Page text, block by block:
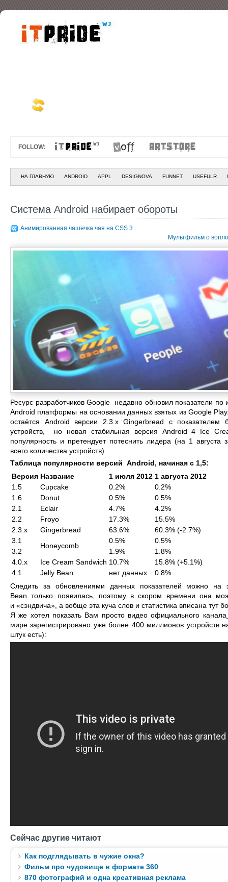
FOLLOW:
НА ГЛАВНУЮ ANDROID APPL DESIGNOVA FUNNET USEFULR
Система Android набирает обороты
Анимированная чашечка чая на CSS 3
Мультфильм о
Ресурс разработчиков Google недавно обновил показатели
Android платформы на основании данных взятых из Google
остаётся Android версии 2.3.x Gingerbread с показателем
устройств, но новая стабильная версия Android 4 Ice
популярность и претендует потеснить лидера (на 1 августа
всего количества устройств).
Таблица популярности версий Android, начиная с 1,5:
Версия Название 1 июля 2012 1 августа 2012
1.5
Cupcake 0.2%
0.2%
1.6
Donut 0.5%
0.5%
2.1
Eclair 4.7%
4.2%
2.2
Froyo 17.3%
15.5%
2.3.x
Gingerbread 63.6%
60.3% (-2.7%)
3.1
Honeycomb
0.5%
0.5%
3.2
1.9%
1.8%
4.0.x
Ice Cream Sandwich 10.7%
15.8% (+5.1%)
4.1
Jelly Bean нет данных
0.8%
Следить за обновлениями данных показателей можно на
Bean только появилась, поэтому в скором времени она
и «сэндвича», а вобще эта куча слов и статистика вписана тут
Я же хотел показать Вам просто видео официального канала
мире зарегистрировано уже более 400 миллионов устройств
штук есть):
Сейчас другие читают
Как подглядывать в чужие окна?
Фильм про чудовище в формате 360
870 фотографий и одна креативная реклама